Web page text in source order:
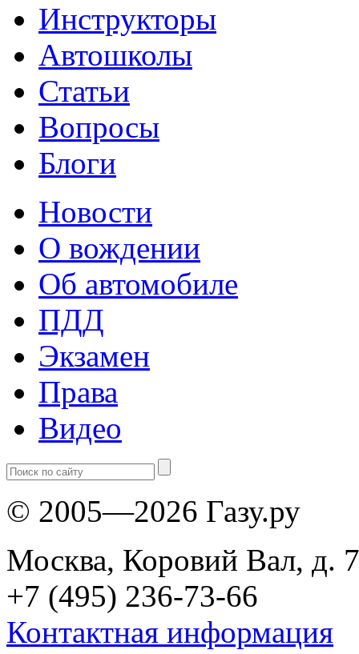
Инструкторы
Автошколы
Статьи
Вопросы
Блоги
Новости
О вождении
Об автомобиле
ПДД
Экзамен
Права
Видео
© 2005—2026 Газу.ру
Москва, Коровий Вал, д.
+7 (495) 236-73-66
Контактная информация